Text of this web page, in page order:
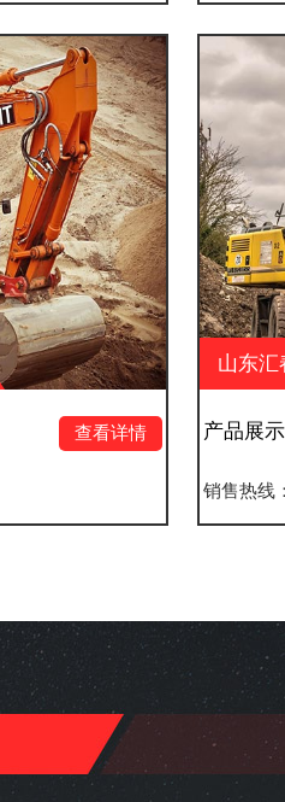
山东汇春园林绿化有限公司
产品展示二